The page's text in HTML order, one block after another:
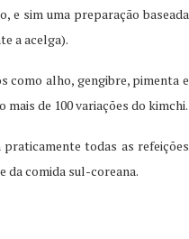
e sim uma preparação baseada
a acelga).
como alho, gengibre, pimenta e
de 100 variações do kimchi.
todas as refeições
da comida sul-coreana.